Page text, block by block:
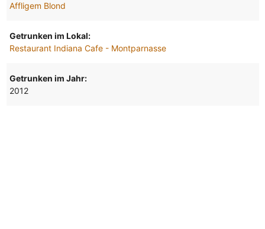
Affligem Blond
Getrunken im Lokal:
Restaurant Indiana Cafe - Montparnasse
Getrunken im Jahr:
2012